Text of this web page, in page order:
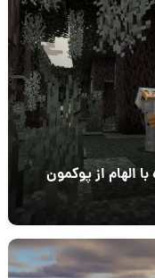
الهام از پوکمون